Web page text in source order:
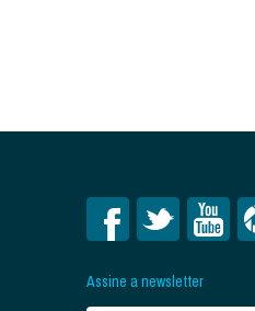
Assine a newsletter